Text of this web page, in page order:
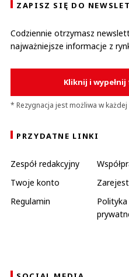
ZAPISZ SIĘ DO
Codziennie otrzymasz
najważniejsze informacje z
Kliknij i
* Rezygnacja jest możliwa w każdej
PRZYDATNE LINKI
Zespół redakcyjny
Twoje konto
Regulamin
Polityka